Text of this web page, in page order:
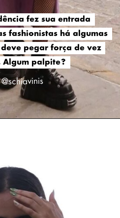
fez sua entrada
fashionistas há algumas
pegar força de vez
Algum palpite?
fez sua entrada
fashionistas há algumas
pegar força de vez
Algum palpite?
schiavinis